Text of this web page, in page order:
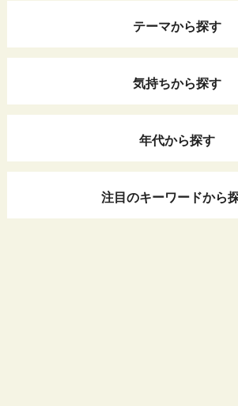
テーマから探す
気持ちから探す
年代から探す
注目のキーワードから